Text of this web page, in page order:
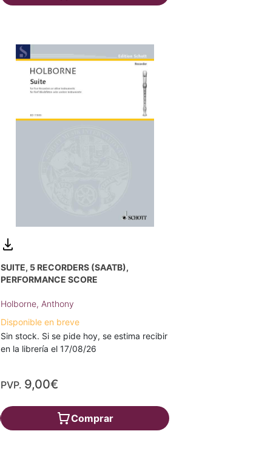
SUITE, 5 RECORDERS (SAATB),
PERFORMANCE SCORE
Holborne, Anthony
Disponible en breve
Sin stock. Si se pide hoy, se estima recibir
en la librería el 17/08/26
PVP. 9,00€
Comprar